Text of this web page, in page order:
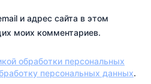
и адрес сайта в этом
моих комментариев.
обработки персональных
персональных данных.